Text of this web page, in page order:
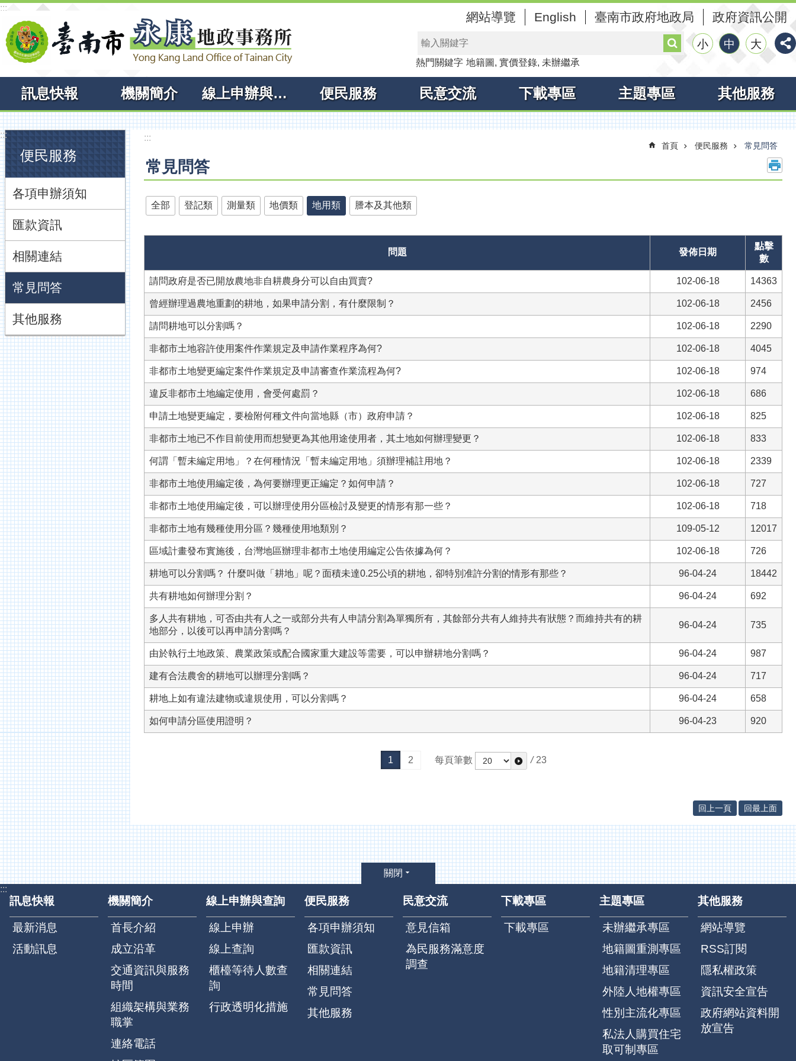
跳到主要內容區塊
:::
網站導覽 English 臺南市政府地政局 政府資訊公開
搜
尋 小 中 大
熱門關鍵字 地籍圖 實價登錄 未辦繼承
訊息快報 機關簡介 線上申辦與查詢 便民服務 民意交流 下載專區 主題專區 其他服務
:::
便民服務
各項申辦須知
匯款資訊
相關連結
常見問答
其他服務
:::
首頁 便民服務 常見問答
常見問答
全部 登記類 測量類 地價類 地用類 謄本及其他類
問題 發佈日期
點擊
數
請問政府是否已開放農地非自耕農身分可以自由買賣? 102-06-18 14363
曾經辦理過農地重劃的耕地，如果申請分割，有什麼限制？ 102-06-18 2456
請問耕地可以分割嗎？ 102-06-18 2290
非都市土地容許使用案件作業規定及申請作業程序為何? 102-06-18 4045
非都市土地變更編定案件作業規定及申請審查作業流程為何? 102-06-18 974
違反非都市土地編定使用，會受何處罰？ 102-06-18 686
申請土地變更編定，要檢附何種文件向當地縣（市）政府申請？ 102-06-18 825
非都市土地已不作目前使用而想變更為其他用途使用者，其土地如何辦理變更？ 102-06-18 833
何謂「暫未編定用地」？在何種情況「暫未編定用地」須辦理補註用地？ 102-06-18 2339
非都市土地使用編定後，為何要辦理更正編定？如何申請？ 102-06-18 727
非都市土地使用編定後，可以辦理使用分區檢討及變更的情形有那一些？ 102-06-18 718
非都市土地有幾種使用分區？幾種使用地類別？ 109-05-12 12017
區域計畫發布實施後，台灣地區辦理非都市土地使用編定公告依據為何？ 102-06-18 726
耕地可以分割嗎？ 什麼叫做「耕地」呢？面積未達0.25公頃的耕地，卻特別准許分割的情形有那些？ 96-04-24 18442
共有耕地如何辦理分割？ 96-04-24 692
多人共有耕地，可否由共有人之一或部分共有人申請分割為單獨所有，其餘部分共有人維持共有狀態？而維持共有的耕
地部分，以後可以再申請分割嗎？
96-04-24 735
由於執行土地政策、農業政策或配合國家重大建設等需要，可以申辦耕地分割嗎？ 96-04-24 987
建有合法農舍的耕地可以辦理分割嗎？ 96-04-24 717
耕地上如有違法建物或違規使用，可以分割嗎？ 96-04-24 658
如何申請分區使用證明？ 96-04-23 920
1 2 每頁筆數 / 23
回上一頁 回最上面
關閉
:::
訊息快報
最新消息
活動訊息
機關簡介
首長介紹
成立沿革
交通資訊與服務
時間
組織架構與業務
職掌
連絡電話
線上申辦與查詢
線上申辦
線上查詢
櫃檯等待人數查
詢
行政透明化措施
便民服務
各項申辦須知
匯款資訊
相關連結
常見問答
其他服務
民意交流
意見信箱
為民服務滿意度
調查
下載專區
下載專區
主題專區
未辦繼承專區
地籍圖重測專區
地籍清理專區
外陸人地權專區
性別主流化專區
私法人購買住宅
取可制專區
其他服務
網站導覽
RSS訂閱
隱私權政策
資訊安全宣告
政府網站資料開
放宣告